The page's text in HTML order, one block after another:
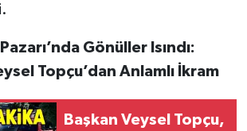
Gönüller Isındı:
Topçu’dan Anlamlı İkram
Başkan Veysel Topçu,